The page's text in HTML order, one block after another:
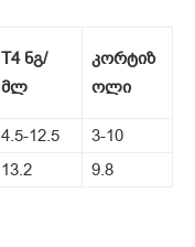
T4 ნგ/
მლ
კორტიზ
ოლი
4.5-12.5
3-10
13.2 9.8